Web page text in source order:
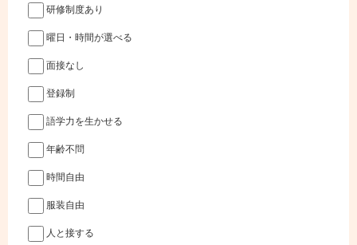
研修制度あり
曜日・時間が選べる
面接なし
登録制
語学力を生かせる
年齢不問
時間自由
服装自由
人と接する